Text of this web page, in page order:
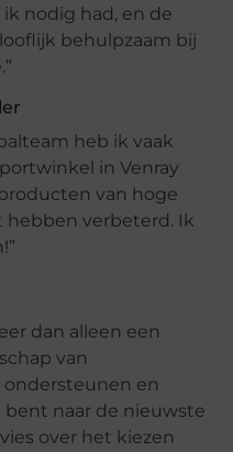
nodig had, en de
behulpzaam bij
heb ik vaak
in Venray
van hoge
hebben verbeterd. Ik
dan alleen een
van
ondersteunen en
bent naar de nieuwste
over het kiezen